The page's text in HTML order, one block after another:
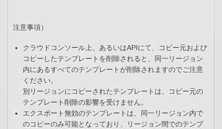
注意事項）
クラウドコンソール上、あるいはAPIにて、コピー元および
コピーしたテンプレートを削除されると、同一リージョン
内にあるすべてのテンプレートが削除されますのでご注意
ください。
別リージョンにコピーされたテンプレートは、コピー元の
テンプレート削除の影響を受けません。
エクスポート無効のテンプレートは、同一リージョン内で
のコピーのみ可能となっており、リージョン間でのテンプ